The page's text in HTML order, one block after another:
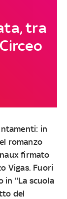
tra
in
romanzo
firmato
Vigas. Fuori
in "La scuola
del